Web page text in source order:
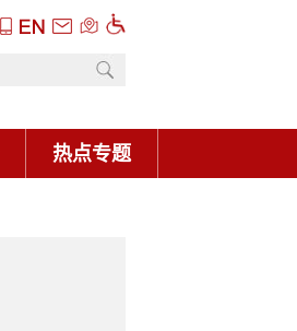
热点专题